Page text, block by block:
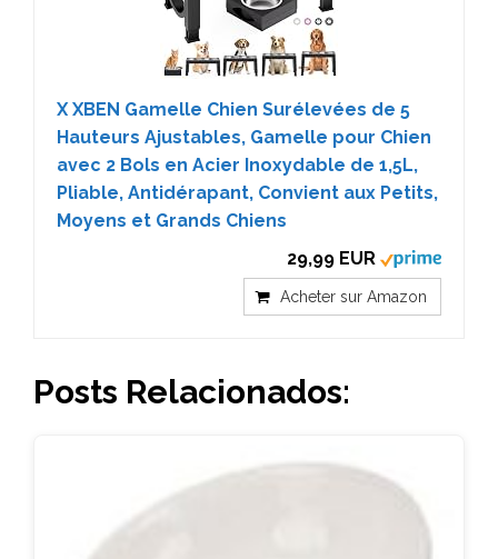
X XBEN Gamelle Chien Surélevées de 5
Hauteurs Ajustables, Gamelle pour Chien
avec 2 Bols en Acier Inoxydable de 1,5L,
Pliable, Antidérapant, Convient aux Petits,
Moyens et Grands Chiens
29,99 EUR
Acheter sur Amazon
Posts Relacionados: